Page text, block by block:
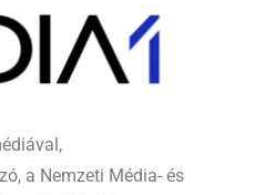
a Nemzeti Média- és